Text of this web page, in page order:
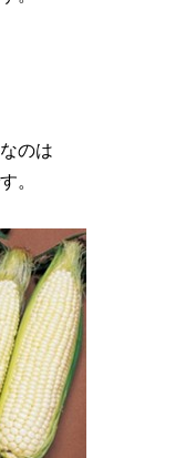
のは
。